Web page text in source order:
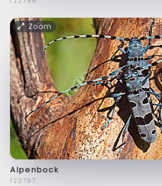
Zoom
Alpenbock
f22797